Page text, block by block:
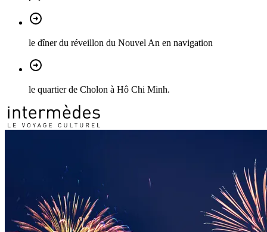
le dîner du réveillon du Nouvel An en navigation
le quartier de Cholon à Hô Chi Minh.